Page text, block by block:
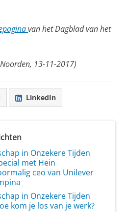
van het Dagblad van het
13-11-2017)
LinkedIn
in Onzekere Tijden
met Hein
ceo van Unilever
in Onzekere Tijden
kom je los van je werk?